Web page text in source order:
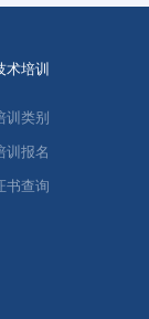
术培训
训类别
训报名
书查询